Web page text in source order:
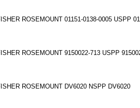
ROSEMOUNT 01151-0138-0005 USPP
ROSEMOUNT 9150022-713 USPP
ROSEMOUNT DV6020 NSPP DV6020